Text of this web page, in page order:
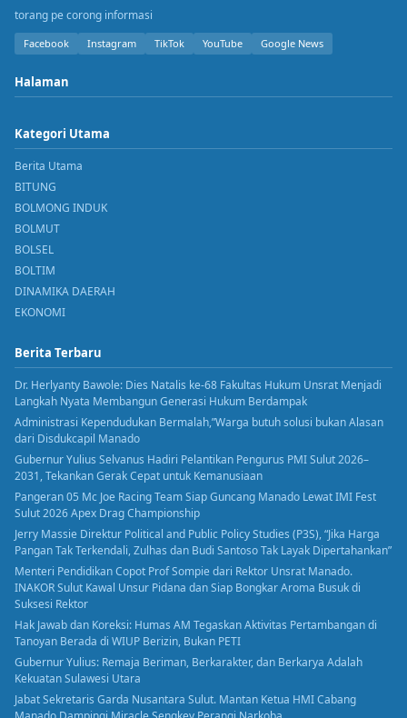
torang pe corong informasi
Facebook Instagram TikTok YouTube Google News
Halaman
Kategori Utama
Berita Utama
BITUNG
BOLMONG INDUK
BOLMUT
BOLSEL
BOLTIM
DINAMIKA DAERAH
EKONOMI
Berita Terbaru
Dr. Herlyanty Bawole: Dies Natalis ke-68 Fakultas Hukum Unsrat Menjadi
Langkah Nyata Membangun Generasi Hukum Berdampak
Administrasi Kependudukan Bermalah,”Warga butuh solusi bukan Alasan
dari Disdukcapil Manado
Gubernur Yulius Selvanus Hadiri Pelantikan Pengurus PMI Sulut 2026–
2031, Tekankan Gerak Cepat untuk Kemanusiaan
Pangeran 05 Mc Joe Racing Team Siap Guncang Manado Lewat IMI Fest
Sulut 2026 Apex Drag Championship
Jerry Massie Direktur Political and Public Policy Studies (P3S), “Jika Harga
Pangan Tak Terkendali, Zulhas dan Budi Santoso Tak Layak Dipertahankan”
Menteri Pendidikan Copot Prof Sompie dari Rektor Unsrat Manado.
INAKOR Sulut Kawal Unsur Pidana dan Siap Bongkar Aroma Busuk di
Suksesi Rektor
Hak Jawab dan Koreksi: Humas AM Tegaskan Aktivitas Pertambangan di
Tanoyan Berada di WIUP Berizin, Bukan PETI
Gubernur Yulius: Remaja Beriman, Berkarakter, dan Berkarya Adalah
Kekuatan Sulawesi Utara
Jabat Sekretaris Garda Nusantara Sulut. Mantan Ketua HMI Cabang